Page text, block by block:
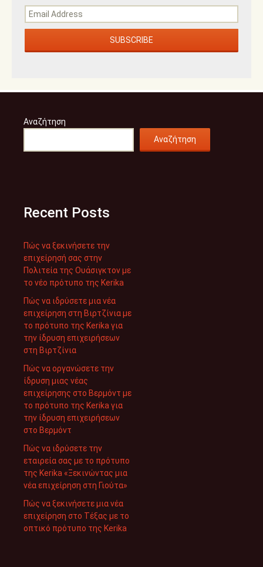
Αναζήτηση
Αναζήτηση
Recent Posts
Πώς να ξεκινήσετε την
επιχείρησή σας στην
Πολιτεία της Ουάσιγκτον με
το νέο πρότυπο της Kerika
Πώς να ιδρύσετε μια νέα
επιχείρηση στη Βιρτζίνια με
το πρότυπο της Kerika για
την ίδρυση επιχειρήσεων
στη Βιρτζίνια
Πώς να οργανώσετε την
ίδρυση μιας νέας
επιχείρησης στο Βερμόντ με
το πρότυπο της Kerika για
την ίδρυση επιχειρήσεων
στο Βερμόντ
Πώς να ιδρύσετε την
εταιρεία σας με το πρότυπο
της Kerika «Ξεκινώντας μια
νέα επιχείρηση στη Γιούτα»
Πώς να ξεκινήσετε μια νέα
επιχείρηση στο Τέξας με το
οπτικό πρότυπο της Kerika